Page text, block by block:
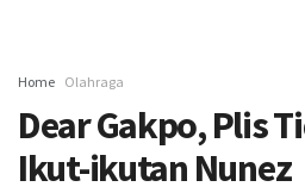
Home Olahraga
Dear Gakpo, Plis
Ikut-ikutan Nunez